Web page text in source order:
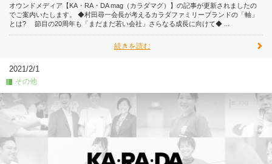
オウンドメディア【KA・RA・DA mag（カラダマグ）】の記事が更新されましたの
でご案内いたします。 ◆村田尋一会長が考えるカラダファミリーブランドの「軸」
とは? 節目の20周年も「まだまだ若い会社」さらなる成長に向けて◆ ...
続きを読む
2021/2/1
その他